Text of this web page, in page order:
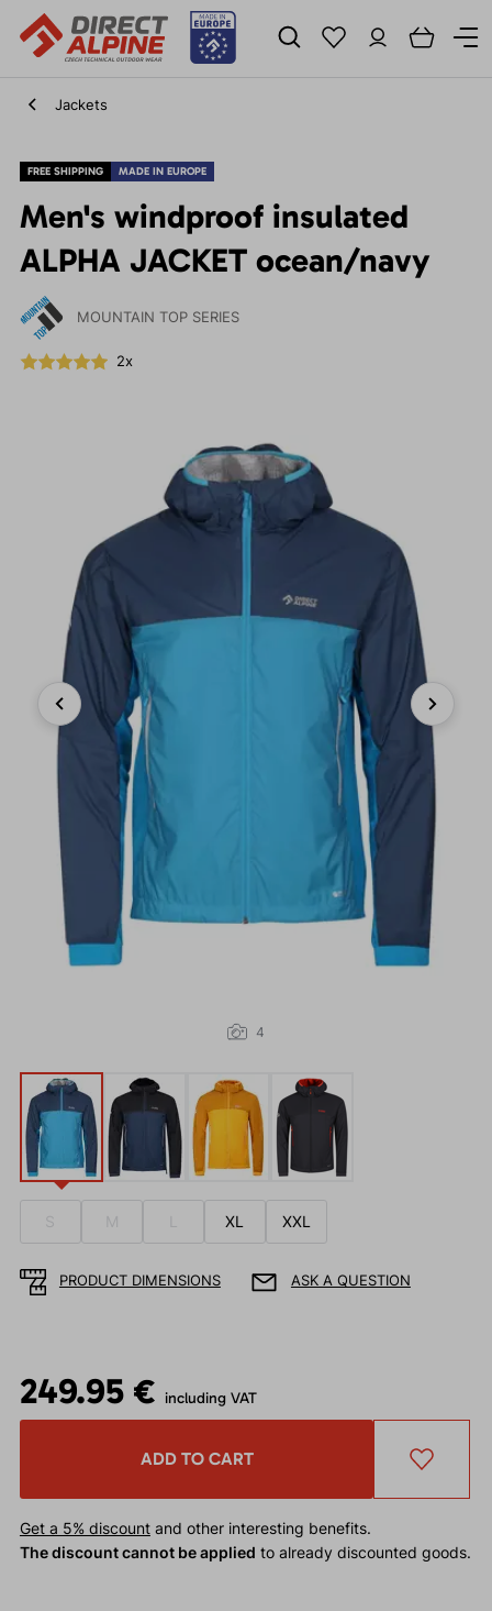
Jackets
FREE SHIPPING MADE IN EUROPE
Men's windproof insulated
ALPHA JACKET ocean/navy
MOUNTAIN TOP SERIES
2x
Previous Next
4
S M XL XXL
PRODUCT DIMENSIONS ASK A QUESTION
249.95 € including VAT
ADD TO CART
Get a 5% discountand other interesting benefits.
The discount cannot be applied to already discounted goods.